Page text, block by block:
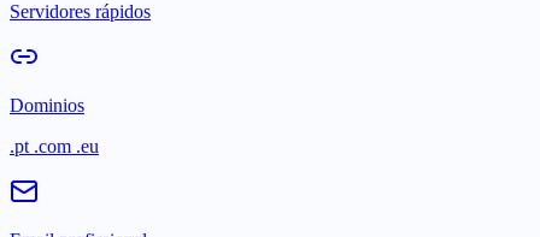
Servidores rápidos
Dominios
.pt .com .eu